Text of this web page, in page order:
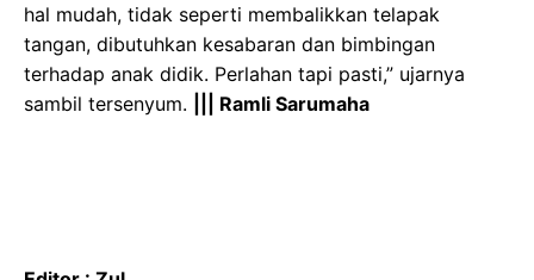
hal mudah, tidak seperti membalikkan telapak
tangan, dibutuhkan kesabaran dan bimbingan
terhadap anak didik. Perlahan tapi pasti,” ujarnya
sambil tersenyum.
||| Ramli Sarumaha